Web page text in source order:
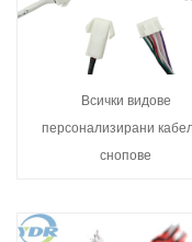
Всички видове
персонализирани
снопове